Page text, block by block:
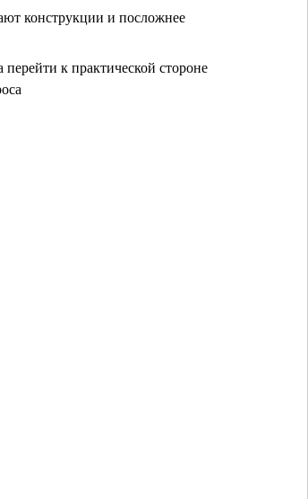
конструкции и посложнее
перейти к практической стороне